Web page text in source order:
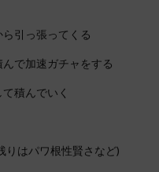
引っ張ってくる
で加速ガチャをする
積んでいく
りはパワ根性賢さなど)